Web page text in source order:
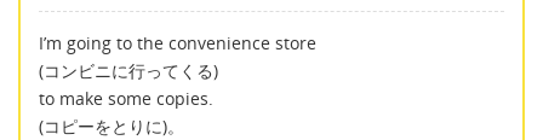
I’m going to the convenience store
(コンビニに行ってくる)
to make some copies.
(コピーをとりに)。